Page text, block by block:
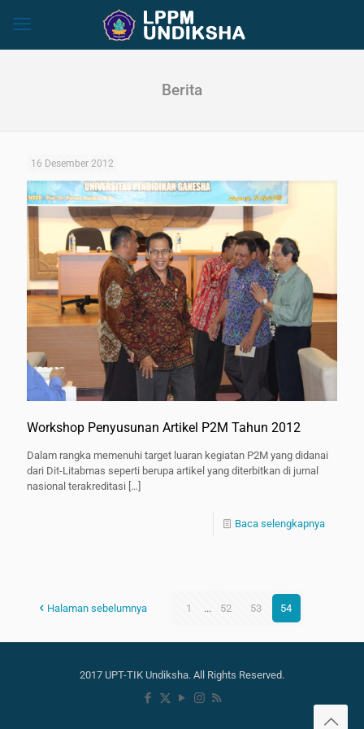
Berita
16 Desember 2012
Workshop Penyusunan Artikel P2M Tahun 2012
Dalam rangka memenuhi target luaran kegiatan P2M yang didanai
dari Dit-Litabmas seperti berupa artikel yang diterbitkan di jurnal
nasional terakreditasi […]
Baca selengkapnya
Halaman sebelumnya 1 ... 52 53 54
2017 UPT-TIK Undiksha. All Rights Reserved.